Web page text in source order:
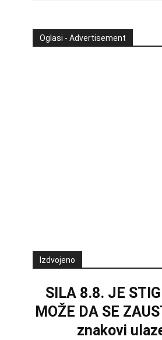
Oglasi - Advertisement
Izdvojeno
SILA 8.8. JE
MOŽE DA SE
znakovi